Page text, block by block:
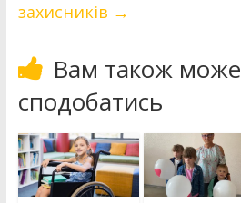
захисників →
Вам також може
сподобатись